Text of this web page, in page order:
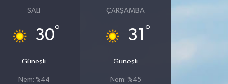
SALI
30°
Güneşli
Nem: %44
ÇARŞAMBA
31 °
Güneşli
Nem: %45